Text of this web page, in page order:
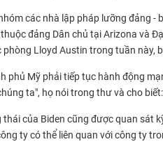
các nhà lập pháp lưỡng đảng -
thuộc đảng Dân chủ tại Arizona và
phòng Lloyd Austin trong tuần này,
phủ Mỹ phải tiếp tục hành động
ta", họ nói trong thư và cho
thái của Biden cũng được quan sát
ty có thể liên quan với công ty